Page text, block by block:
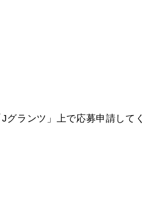
ランツ」上で応募申請して